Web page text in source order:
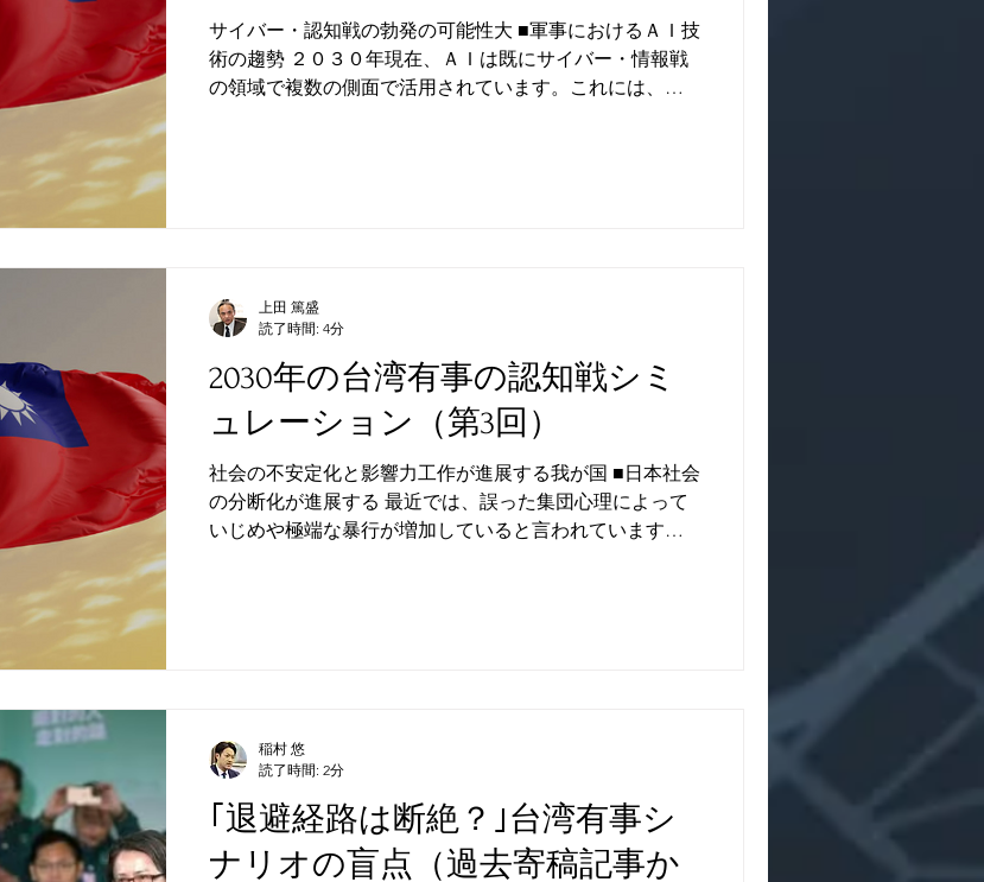
サイバー・認知戦の勃発の可能性大 ■軍事におけるＡＩ技
術の趨勢 ２０３０年現在、ＡＩは既にサイバー・情報戦
の領域で複数の側面で活用されています。これには、情
2030年の台湾有事の認知戦シミ
ュレーション（第3回）
社会の不安定化と影響力工作が進展する我が国 ■日本社会
の分断化が進展する 最近では、誤った集団心理によって
いじめや極端な暴行が増加していると言われています。
上田 篤盛
読了時間: 4分
｢退避経路は断絶？｣台湾有事シ
ナリオの盲点（過去寄稿記事か
稲村 悠
読了時間: 2分